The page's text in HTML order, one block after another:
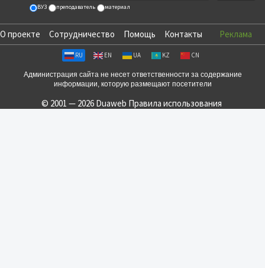
ВУЗ преподаватель материал
О проекте Сотрудничество Помощь Контакты Реклама
RU EN UA KZ CN
Администрация сайта не несет ответственности за содержание
информации, которую размещают посетители
© 2001 — 2026 Duaweb Правила использования